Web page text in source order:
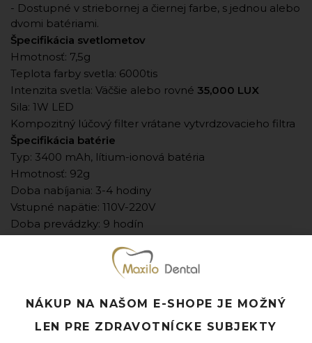
- Dostupné v striebornej a čiernej farbe, s jednou alebo
dvomi batériami.
Špecifikácia svetlometov
Hmotnosť: 7,5g
Teplota farby svetla: 6000tis
Intenzita svetla: Väčšie alebo rovné 35,000 LUX
Sila: 1W LED
Kompozitný lúčový filter vrátane vytvrdzovacieho filtra
Špecifikácia batérie
Typ: 3400 mAh, lítium-ionová batéria
Hmotnosť: 92g
Doba nabíjania: 3-4 hodiny
Vstupné napätie: 110V-220V
Doba prevádzky: 9 hodín
- Jednotka množstva: bal. (bal. = 1x LED svetlo a 1x
batéria alebo 1x LED svetlo a 2x batéria)
info@maxilodental.skalebo0918 814 821) ohľadom
stretnutia, kde prebehne zameranie očí a pracovnej
vzdialenosti a výber okuliarov (rámov) presne pre Vás.
NÁKUP NA NAŠOM E-SHOPE JE MOŽNÝ
LEN PRE ZDRAVOTNÍCKE SUBJEKTY